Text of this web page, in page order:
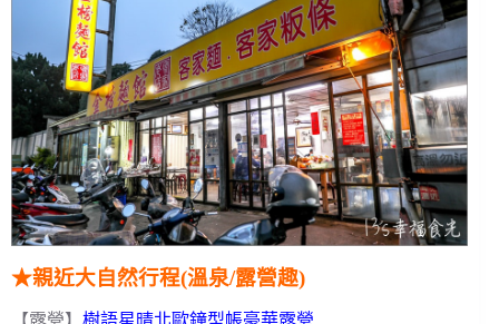
★親近大自然行程(溫泉/露營趣)
【露營】 樹語星晴北歐鐘型帳豪華露營